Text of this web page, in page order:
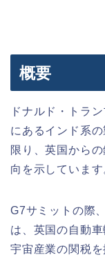
概要
ドナルド・トラ
にあるインド系
限り、英国から
向を示しています
G7サミットの際
は、英国の自動
宇宙産業の関税